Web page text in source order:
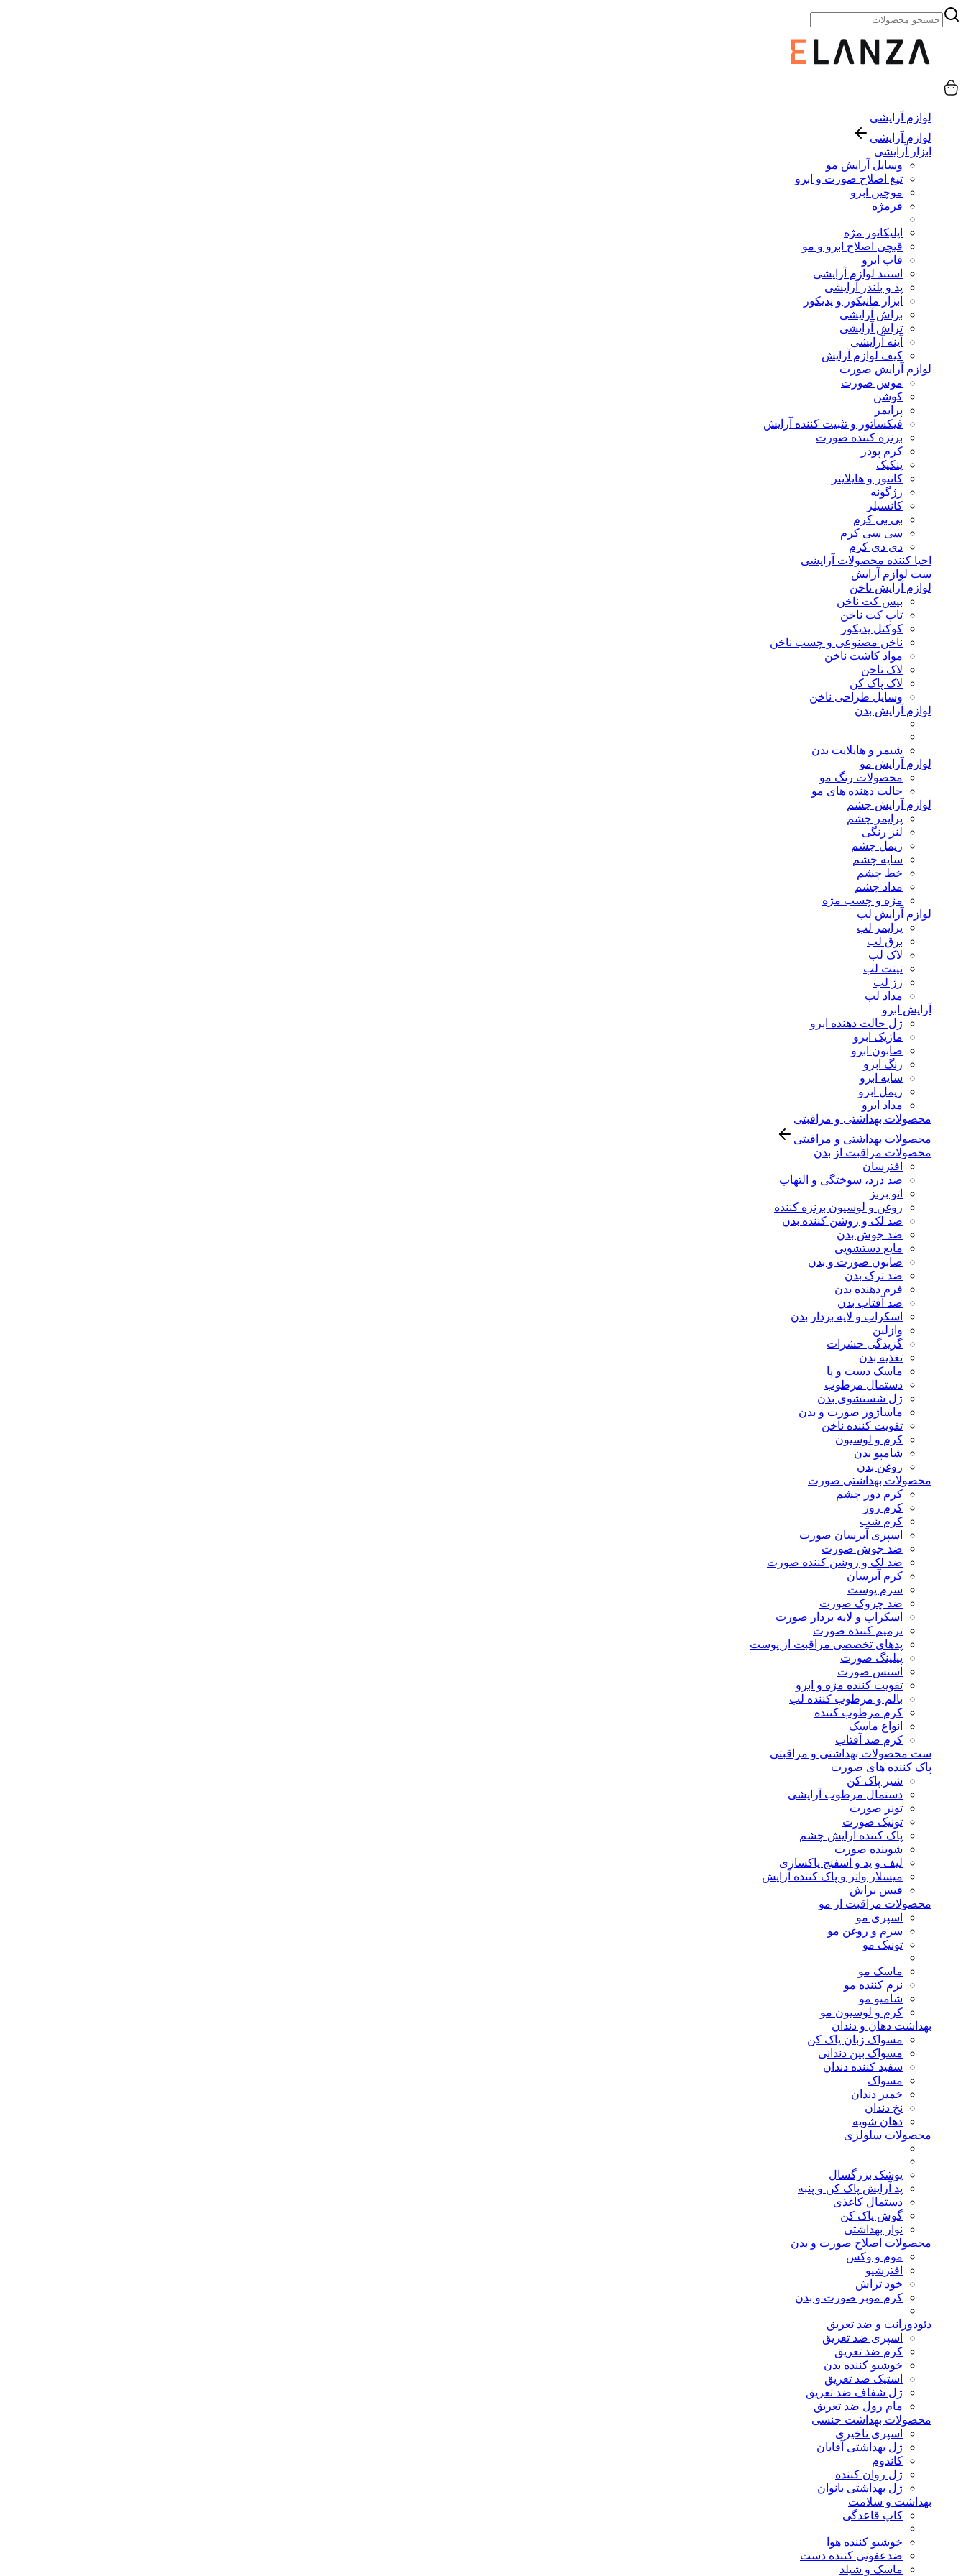
لوازم آرایشی
لوازم آرایشی
ابزار آرایشی
وسایل آرایش مو
تیغ اصلاح صورت و ابرو
موچین ابرو
فرمژه
اپلیکاتور مژه
قیچی اصلاح ابرو و مو
قاب ابرو
استند لوازم آرایشی
پد و بلندر آرایشی
ابزار مانیکور و پدیکور
براش آرایشی
تراش آرایشی
آینه آرایشی
کیف لوازم آرایش
لوازم آرایش صورت
موس صورت
کوشن
پرایمر
فیکساتور و تثبیت کننده آرایش
برنزه کننده صورت
کرم پودر
پنکیک
کانتور و هایلایتر
رژگونه
کانسیلر
بی بی کرم
سی سی کرم
دی دی کرم
احیا کننده محصولات آرایشی
ست لوازم آرایش
لوازم آرایش ناخن
بیس کت ناخن
تاپ کت ناخن
کوکتل پدیکور
ناخن مصنوعی و چسب ناخن
مواد کاشت ناخن
لاک ناخن
لاک پاک کن
وسایل طراحی ناخن
لوازم آرایش بدن
شیمر و هایلایت بدن
لوازم آرایش مو
محصولات رنگ مو
حالت دهنده های مو
لوازم آرایش چشم
پرایمر چشم
لنز رنگی
ریمل چشم
سایه چشم
خط چشم
مداد چشم
مژه و چسب مژه
لوازم آرایش لب
پرایمر لب
برق لب
لاک لب
تینت لب
رژ لب
مداد لب
آرایش ابرو
ژل حالت دهنده ابرو
ماژیک ابرو
صابون ابرو
رنگ ابرو
سایه ابرو
ریمل ابرو
مداد ابرو
محصولات بهداشتی و مراقبتی
محصولات بهداشتی و مراقبتی
محصولات مراقبت از بدن
افترسان
ضد درد، سوختگی و التهاب
اتو برنز
روغن و لوسیون برنزه کننده
ضد لک و روشن کننده بدن
ضد جوش بدن
مایع دستشویی
صابون صورت و بدن
ضد ترک بدن
فرم دهنده بدن
ضد آفتاب بدن
اسکراب و لایه بردار بدن
وازلین
گزیدگی حشرات
تغذیه بدن
ماسک دست و پا
دستمال مرطوب
ژل شستشوی بدن
ماساژور صورت و بدن
تقویت کننده ناخن
کرم و لوسیون
شامپو بدن
روغن بدن
محصولات بهداشتی صورت
کرم دور چشم
کرم روز
کرم شب
اسپری آبرسان صورت
ضد جوش صورت
ضد لک و روشن کننده صورت
کرم آبرسان
سرم پوست
ضد چروک صورت
اسکراب و لایه بردار صورت
ترمیم کننده صورت
پدهای تخصصی مراقبت از پوست
پیلینگ صورت
اسنس صورت
تقویت کننده مژه و ابرو
بالم و مرطوب کننده لب
کرم مرطوب کننده
انواع ماسک
کرم ضد آفتاب
ست محصولات بهداشتی و مراقبتی
پاک کننده های صورت
شیر پاک کن
دستمال مرطوب آرایشی
تونر صورت
تونیک صورت
پاک کننده آرایش چشم
شوینده صورت
لیف و پد و اسفنج پاکسازی
میسلار واتر و پاک کننده آرایش
فیس براش
محصولات مراقبت از مو
اسپری مو
سرم و روغن مو
تونیک مو
ماسک مو
نرم کننده مو
شامپو مو
کرم و لوسیون مو
بهداشت دهان و دندان
مسواک زبان پاک کن
مسواک بین دندانی
سفید کننده دندان
مسواک
خمیر دندان
نخ دندان
دهان شویه
محصولات سلولزی
پوشک بزرگسال
پد آرایش پاک کن و پنبه
دستمال کاغذی
گوش پاک کن
نوار بهداشتی
محصولات اصلاح صورت و بدن
موم و وکس
افترشیو
خود تراش
کرم موبر صورت و بدن
دئودورانت و ضد تعریق
اسپری ضد تعریق
کرم ضد تعریق
خوشبو کننده بدن
استیک ضد تعریق
ژل شفاف ضد تعریق
مام رول ضد تعریق
محصولات بهداشت جنسی
اسپری تاخیری
ژل بهداشتی آقایان
کاندوم
ژل روان کننده
ژل بهداشتی بانوان
بهداشت و سلامت
کاپ قاعدگی
خوشبو کننده هوا
ضدعفونی کننده دست
ماسک و شیلد